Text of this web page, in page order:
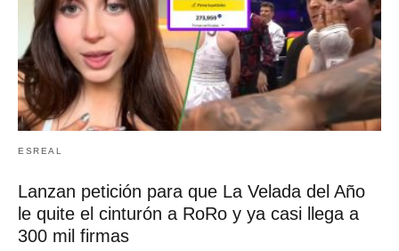
ESREAL
Lanzan petición para que La Velada del Año
le quite el cinturón a RoRo y ya casi llega a
300 mil firmas